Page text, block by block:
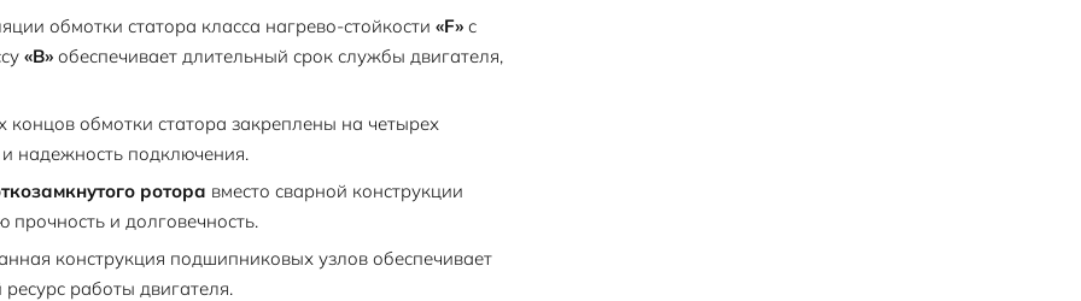
обмотки статора класса нагрево-стойкости «F» с
«В» обеспечивает длительный срок службы двигателя,
обмотки статора закреплены на четырех
надежность подключения.
ротора вместо сварной конструкции
и долговечность.
конструкция подшипниковых узлов обеспечивает
работы двигателя.